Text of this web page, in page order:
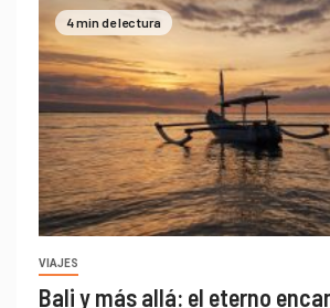
4 min de lectura
VIAJES
Bali y más allá: el eterno